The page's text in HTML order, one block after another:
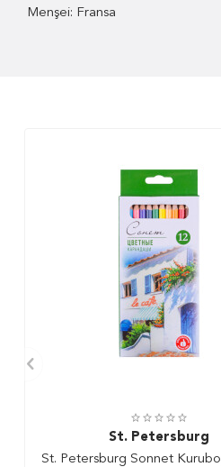
Menşei: Fransa
St. Petersburg
St. Petersburg Sonnet